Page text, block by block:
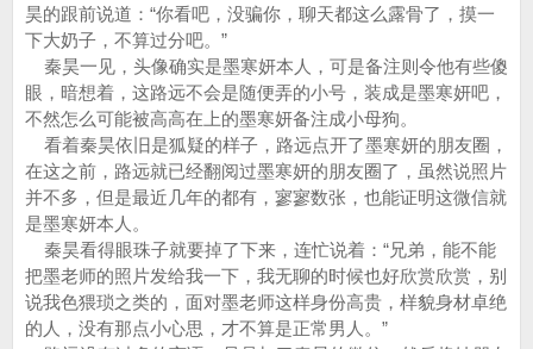
昊的跟前说道：“你看吧，没骗你，聊天都这么露骨了，摸一
下大奶子，不算过分吧。”
秦昊一见，头像确实是墨寒妍本人，可是备注则令他有些傻
眼，暗想着，这路远不会是随便弄的小号，装成是墨寒妍吧，
不然怎么可能被高高在上的墨寒妍备注成小母狗。
看着秦昊依旧是狐疑的样子，路远点开了墨寒妍的朋友圈，
在这之前，路远就已经翻阅过墨寒妍的朋友圈了，虽然说照片
并不多，但是最近几年的都有，寥寥数张，也能证明这微信就
是墨寒妍本人。
秦昊看得眼珠子就要掉了下来，连忙说着：“兄弟，能不能
把墨老师的照片发给我一下，我无聊的时候也好欣赏欣赏，别
说我色猥琐之类的，面对墨老师这样身份高贵，样貌身材卓绝
的人，没有那点小心思，才不算是正常男人。”